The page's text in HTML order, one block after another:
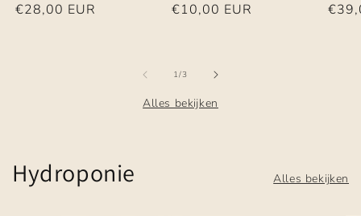
Normale
€28,00 EUR
Normale
€10,00 EUR
1/van
3
Alles bekijken
Hydroponie Alles bekijken